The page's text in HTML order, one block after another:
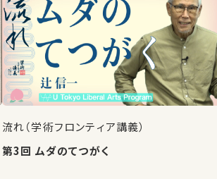
流れ（学術フロンティア講義）
第3回 ムダのてつがく